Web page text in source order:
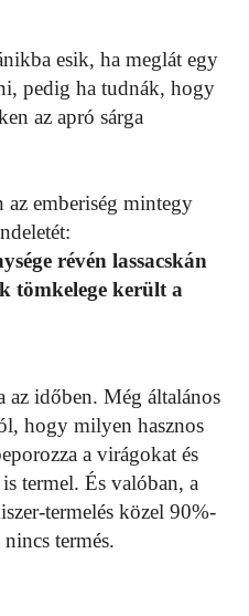
esik, ha meglát egy
pedig ha tudnák, hogy
az apró sárga
emberiség mintegy
révén lassacskán
tömkelege került a
az időben. Még általános
hogy milyen hasznos
a virágokat és
termel. És valóban, a
termelés közel 90%-
termés.